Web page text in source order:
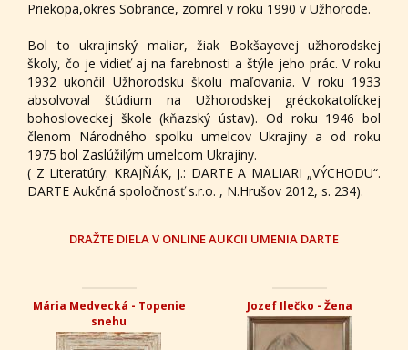
Priekopa,okres Sobrance, zomrel v roku 1990 v Užhorode.
Bol to ukrajinský maliar, žiak Bokšayovej užhorodskej
školy, čo je vidieť aj na farebnosti a štýle jeho prác. V roku
1932 ukončil Užhorodsku školu maľovania. V roku 1933
absolvoval štúdium na Užhorodskej gréckokatolíckej
bohosloveckej škole (kňazský ústav). Od roku 1946 bol
členom Národného spolku umelcov Ukrajiny a od roku
1975 bol Zaslúžilým umelcom Ukrajiny.
( Z Literatúry: KRAJŇÁK, J.: DARTE A MALIARI „VÝCHODU“.
DARTE Aukčná spoločnosť s.r.o. , N.Hrušov 2012, s. 234).
DRAŽTE DIELA V ONLINE AUKCII UMENIA DARTE
Mária Medvecká - Topenie
snehu
Jozef Ilečko - Žena